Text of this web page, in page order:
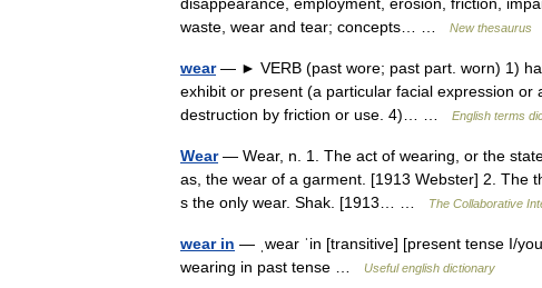
waste, wear and tear; concepts… …
New thesaurus
wear— ► VERB (past wore; past part. worn) 1)
exhibit or present (a particular facial expression
destruction by friction or use. 4)… …
English terms
Wear— Wear, n. 1. The act of wearing, or the
as, the wear of a garment. [1913 Webster] 2. The
s the only wear. Shak. [1913… …
The Collaborative
wear in — ˌwear ˈin [transitive] [present tense I/
wearing in past tense …
Useful english dictionary